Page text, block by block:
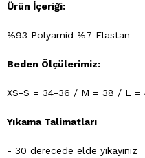
Ürün İçeriği:
%93 Polyamid %7 Elastan
Beden Ölçülerimiz:
XS-S = 34-36 / M = 38 / L =
Yıkama Talimatları
- 30 derecede elde yıkayınız